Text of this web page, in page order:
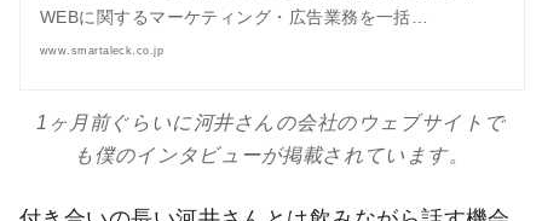
WEBに関するマーケティング・広告業務を一括…
www.smartaleck.co.jp
1ヶ月前ぐらいに河井さんの会社のウェブサイトで
も僕のインタビューが掲載されています。